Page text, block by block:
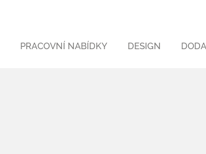
PRACOVNÍ NABÍDKY DESIGN